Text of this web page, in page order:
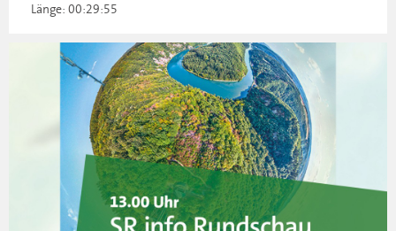
Länge: 00:29:55